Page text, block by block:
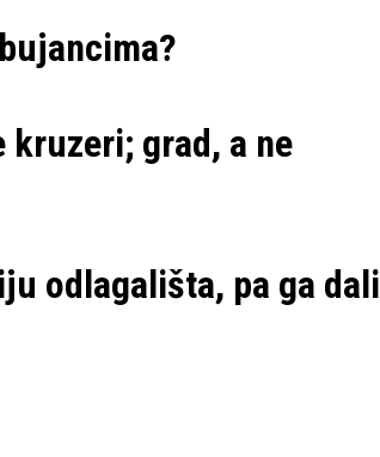
kruzeri; grad, a ne
odlagališta, pa ga dali